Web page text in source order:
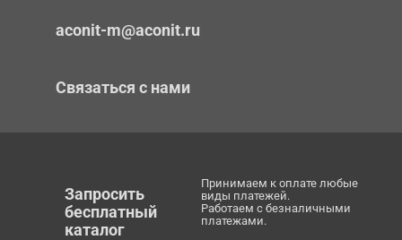
aconit-m@aconit.ru
Связаться с нами
Запросить
бесплатный
каталог
Принимаем к оплате любые
виды платежей.
Работаем с безналичными
платежами.